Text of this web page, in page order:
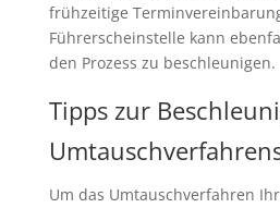
frühzeitige
Führerscheinstelle kann
den Prozess zu beschleunigen.
Tipps zur
Um das Umtauschverfahren